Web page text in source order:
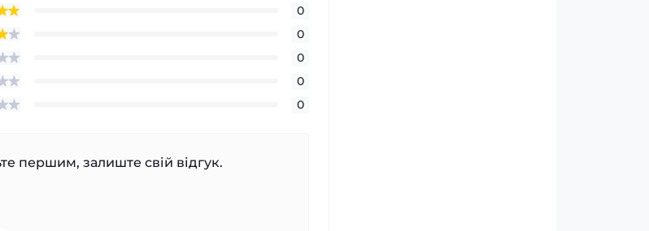
0
0
0
0
0
першим, залиште свій відгук.